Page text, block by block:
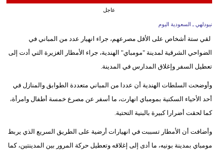
علوم
بيئة
أبراج
عاجل
نيودلهي ـ السعودية اليوم
لقي ‌ستة أشخاص على الأقل ‌مصرعهم، جراء انهيار عدد من المباني في
الضواحي الشرقية ‌لمدينة "مومباي" الهندية، جراء الأمطار الغزيرة التي أدت إلى
تعطيل السفر وإغلاق المدارس في المدينة.
وأوضحت السلطات الهندية أن عددا من المباني متعددة الطوابق ⁠والمنازل في
⁠أحد ‌الأحياء السكنية بمومباي انهارت، ما أسفر عن مصرع خمسة أطفال وامرأة،
كما لحقت أضرارا كبيرة بالبنية التحتية.
وأضافت أن الأمطار تسببت في انهيارات أرضية على الطريق السريع الذي يربط
مومباي بمدينة بونيه، ما أدى إلى إغلاقه وتعطيل ​حركة ​المرور بين ⁠المدينتين، كما